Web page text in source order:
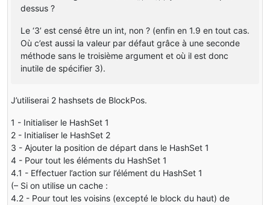
dessus ?
Le ‘3’ est censé être un int, non ? (enfin en 1.9 en tout cas.
Où c’est aussi la valeur par défaut grâce à une seconde
méthode sans le troisième argument et où il est donc
inutile de spécifier 3).
J’utiliserai 2 hashsets de BlockPos.
1 - Initialiser le HashSet 1
2 - Initialiser le HashSet 2
3 - Ajouter la position de départ dans le HashSet 1
4 - Pour tout les éléments du HashSet 1
4.1 - Effectuer l’action sur l’élément du HashSet 1
(– Si on utilise un cache :
4.2 - Pour tout les voisins (excepté le block du haut) de